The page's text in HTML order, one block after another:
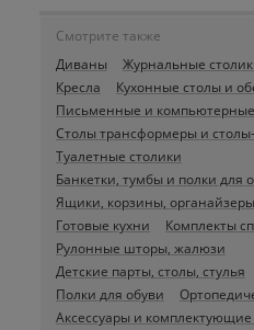
Смотрите также
Диваны
Журнальные
Кресла
Кухонные столы и
Письменные и
Столы трансформеры и
Туалетные столики
Банкетки, тумбы и полки для
Ящики, корзины, органайзеры
Готовые кухни
Комплекты
Рулонные шторы, жалюзи
Детские парты, столы, стулья
Полки для обуви
Аксессуары и